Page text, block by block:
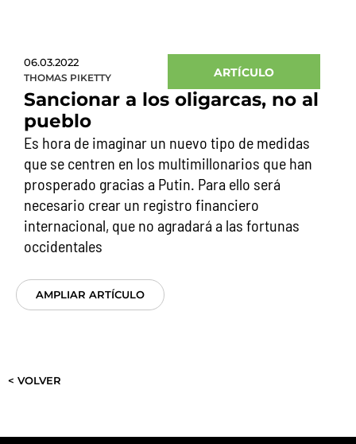
06.03.2022
THOMAS PIKETTY ARTÍCULO
Sancionar a los oligarcas, no al
pueblo
Es hora de imaginar un nuevo tipo de medidas
que se centren en los multimillonarios que han
prosperado gracias a Putin. Para ello será
necesario crear un registro financiero
internacional, que no agradará a las fortunas
occidentales
AMPLIAR ARTÍCULO
< VOLVER